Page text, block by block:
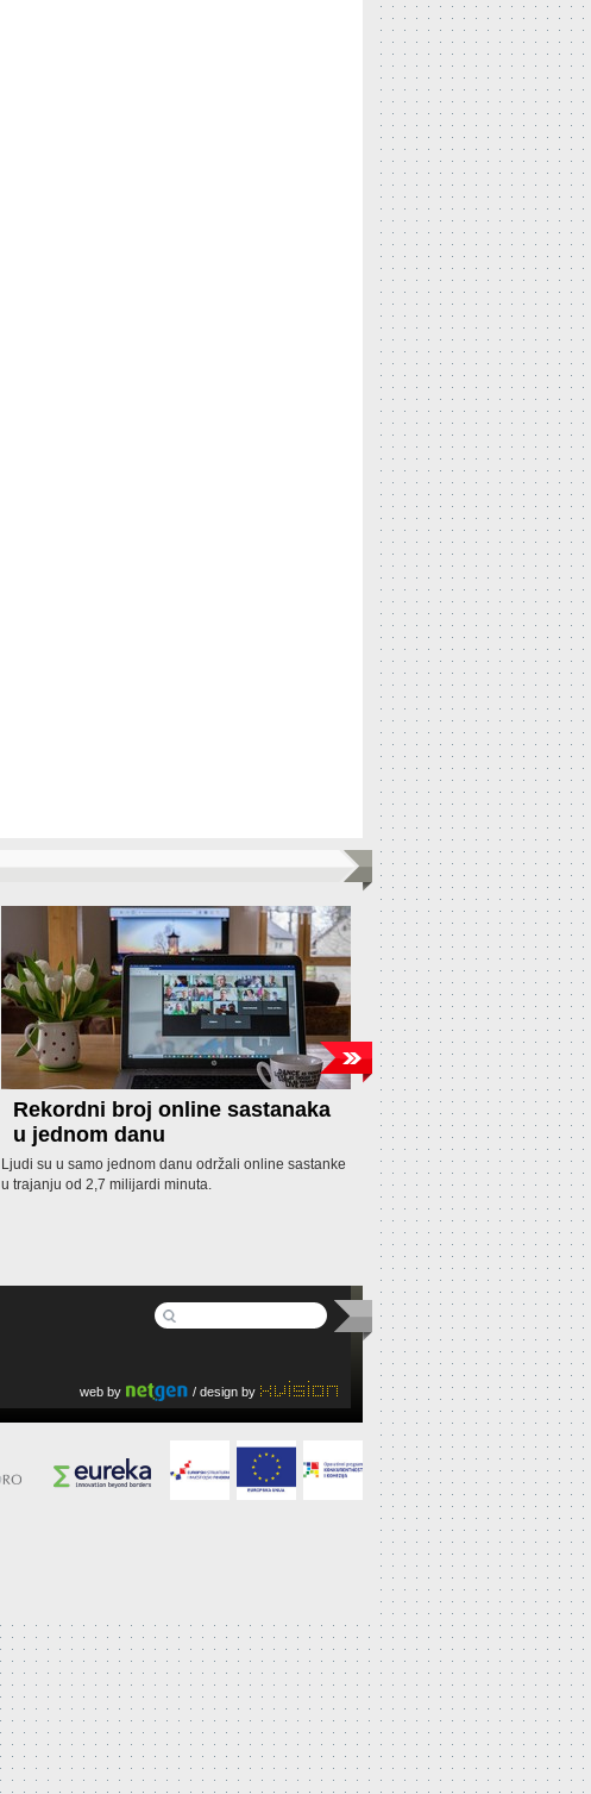
Rekordni broj online sastanaka
u jednom danu
Ljudi su u samo jednom danu održali online sastanke
u trajanju od 2,7 milijardi minuta.
Fitness aplikacija
korisnicima
Fitness aplikacija pod
nudila pomoć u mršavljenju na
uzimala novac (između 5 i 50
ne treniraju, no ljudima su
ako su ispunili tražene zahtjeve.
web by / design by